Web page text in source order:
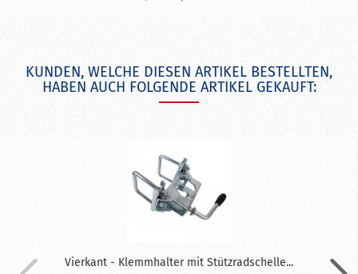
KUNDEN, WELCHE DIESEN ARTIKEL BESTELLTEN,
HABEN AUCH FOLGENDE ARTIKEL GEKAUFT:
Vierkant - Klemmhalter mit Stützradschelle...